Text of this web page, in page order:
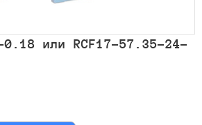
0.18 или RCF17-57.35-24-